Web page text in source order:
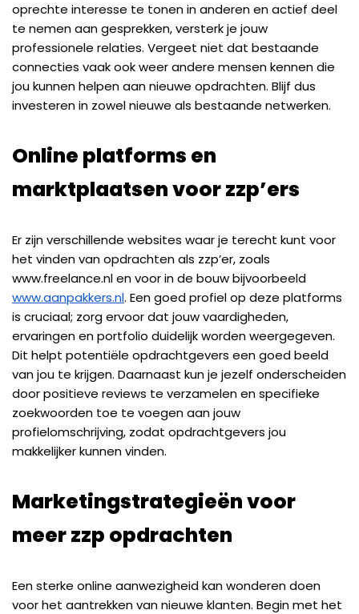
oprechte interesse te tonen in anderen en actief deel
te nemen aan gesprekken, versterk je jouw
professionele relaties. Vergeet niet dat bestaande
connecties vaak ook weer andere mensen kennen die
jou kunnen helpen aan nieuwe opdrachten. Blijf dus
investeren in zowel nieuwe als bestaande netwerken.
Online platforms en
marktplaatsen voor zzp’ers
Er zijn verschillende websites waar je terecht kunt voor
het vinden van opdrachten als zzp’er, zoals
www.freelance.nl en voor in de bouw bijvoorbeeld
www.aanpakkers.nl. Een goed profiel op deze platforms
is cruciaal; zorg ervoor dat jouw vaardigheden,
ervaringen en portfolio duidelijk worden weergegeven.
Dit helpt potentiële opdrachtgevers een goed beeld
van jou te krijgen. Daarnaast kun je jezelf onderscheiden
door positieve reviews te verzamelen en specifieke
zoekwoorden toe te voegen aan jouw
profielomschrijving, zodat opdrachtgevers jou
makkelijker kunnen vinden.
Marketingstrategieën voor
meer zzp opdrachten
Een sterke online aanwezigheid kan wonderen doen
voor het aantrekken van nieuwe klanten. Begin met het